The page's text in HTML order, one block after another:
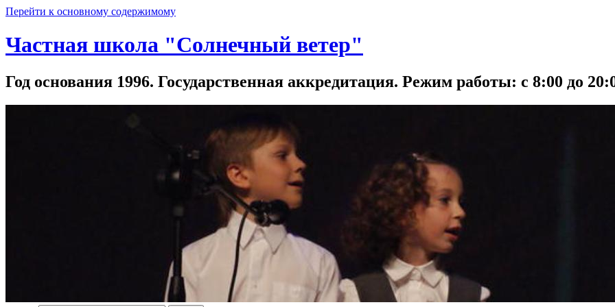
Перейти к основному содержимому
Частная школа "Солнечный ветер"
Год основания 1996. Государственная аккредитация. Режим работы: с 8:00 до